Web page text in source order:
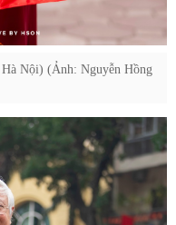
Nội) (Ảnh: Nguyễn Hồng